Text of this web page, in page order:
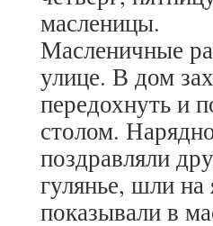
масленицы.
Масленичные
улице. В дом
передохнуть и
столом.
поздравляли
гулянье, шли
показывали в